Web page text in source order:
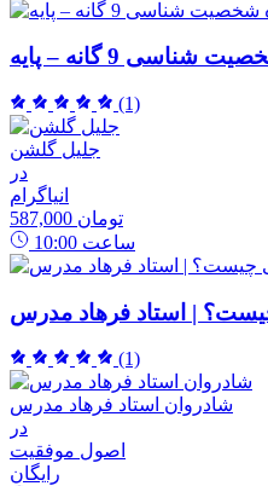
9 گانه – پایه
(1)
جلیل گلشن
در
انیاگرام
587,000 تومان
10:00 ساعت
| استاد فرهاد مدرس
(1)
شادروان استاد فرهاد مدرس
در
اصول موفقیت
رایگان